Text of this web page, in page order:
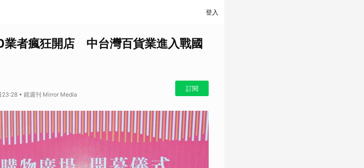
登入
業者瘋狂開店 中台灣百貨業進入戰國
• 鏡週刊 Mirror Media
訂閱